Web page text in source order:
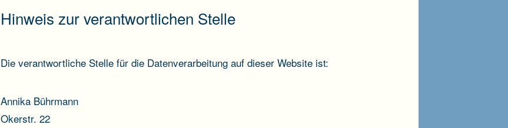
Hinweis zur verantwortlichen Stelle
Die verantwortliche Stelle für die Datenverarbeitung auf dieser Website ist:
Annika Bührmann
Okerstr. 22